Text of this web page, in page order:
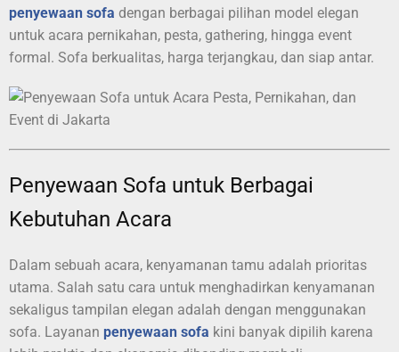
penyewaan sofa dengan berbagai pilihan model elegan
untuk acara pernikahan, pesta, gathering, hingga event
formal. Sofa berkualitas, harga terjangkau, dan siap antar.
Penyewaan Sofa untuk Berbagai
Kebutuhan Acara
Dalam sebuah acara, kenyamanan tamu adalah prioritas
utama. Salah satu cara untuk menghadirkan kenyamanan
sekaligus tampilan elegan adalah dengan menggunakan
sofa. Layanan penyewaan sofa kini banyak dipilih karena